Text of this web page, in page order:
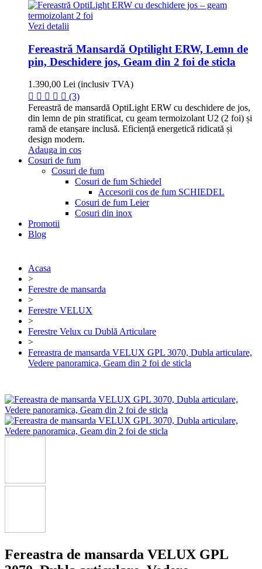
Vezi detalii
Fereastră Mansardă Optilight ERW, Lemn de
pin, Deschidere jos, Geam din 2 foi de sticla
1.390,00 Lei (inclusiv TVA)
(3)
Fereastră de mansardă OptiLight ERW cu deschidere de jos,
din lemn de pin stratificat, cu geam termoizolant U2 (2 foi) și
ramă de etanșare inclusă. Eficiență energetică ridicată și
design modern.
Adauga in cos
Cosuri de fum
Cosuri de fum
Cosuri de fum Schiedel
Accesorii cos de fum SCHIEDEL
Cosuri de fum Leier
Cosuri din inox
Promotii
Blog
Acasa
>
Ferestre de mansarda
>
Ferestre VELUX
>
Ferestre Velux cu Dublă Articulare
>
Fereastra de mansarda VELUX GPL 3070, Dubla articulare,
Vedere panoramica, Geam din 2 foi de sticla
Fereastra de mansarda VELUX GPL